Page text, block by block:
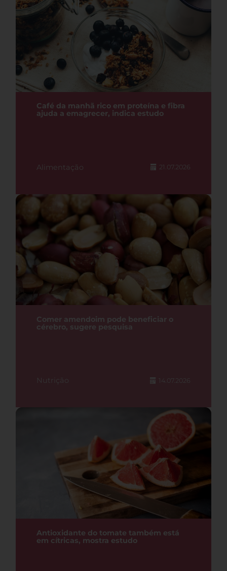
Café da manhã rico em proteína e fibra
ajuda a emagrecer, indica estudo
Alimentação 21.07.2026
Comer amendoim pode beneficiar o
cérebro, sugere pesquisa
Nutrição 14.07.2026
Antioxidante do tomate também está
em cítricas, mostra estudo